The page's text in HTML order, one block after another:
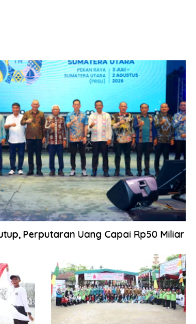
Perputaran Uang Capai Rp50 Miliar